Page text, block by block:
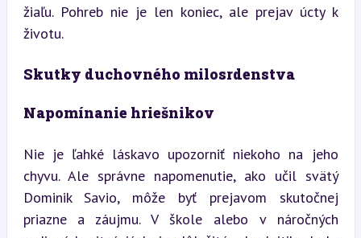
žiaľu. Pohreb nie je len koniec, ale prejav úcty k
životu.
Skutky duchovného milosrdenstva
Napomínanie hriešnikov
Nie je ľahké láskavo upozorniť niekoho na jeho
chyvu. Ale správne napomenutie, ako učil svätý
Dominik Savio, môže byť prejavom skutočnej
priazne a záujmu. V škole alebo v náročných